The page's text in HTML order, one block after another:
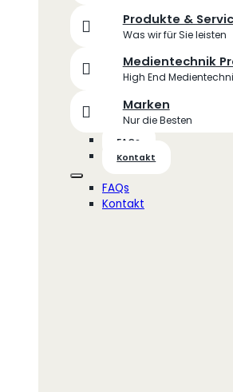
Produkte &
Was wir für Sie leisten
Medientechnik
High End
Marken
Nur die Besten
FAQs
Kontakt
FAQs
Kontakt